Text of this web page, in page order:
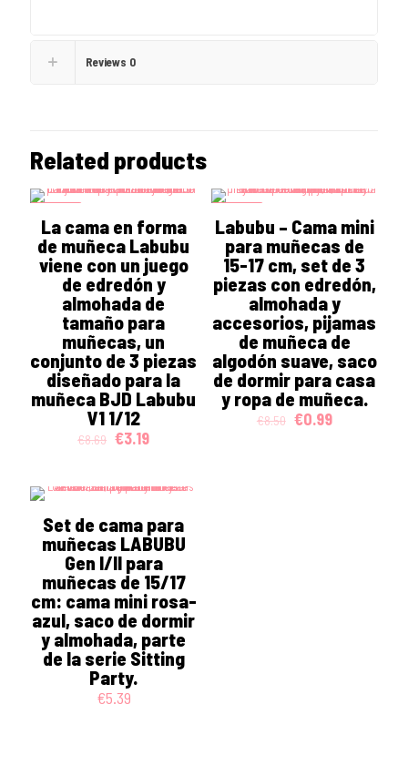
Reviews 0
Related products
La cama en forma
de muñeca Labubu
viene con un juego
de edredón y
almohada de
tamaño para
muñecas, un
conjunto de 3 piezas
diseñado para la
muñeca BJD Labubu
V1 1/12
€8.69 Original
€8.69.
€3.19Current
€3.19.
Labubu – Cama mini
para muñecas de
15-17 cm, set de 3
piezas con edredón,
almohada y
accesorios, pijamas
de muñeca de
algodón suave, saco
de dormir para casa
y ropa de muñeca.
€8.50 Original
€0.99Current
Set de cama para
muñecas LABUBU
Gen I/II para
muñecas de 15/17
cm: cama mini rosa-
azul, saco de dormir
y almohada, parte
de la serie Sitting
Party.
€5.39